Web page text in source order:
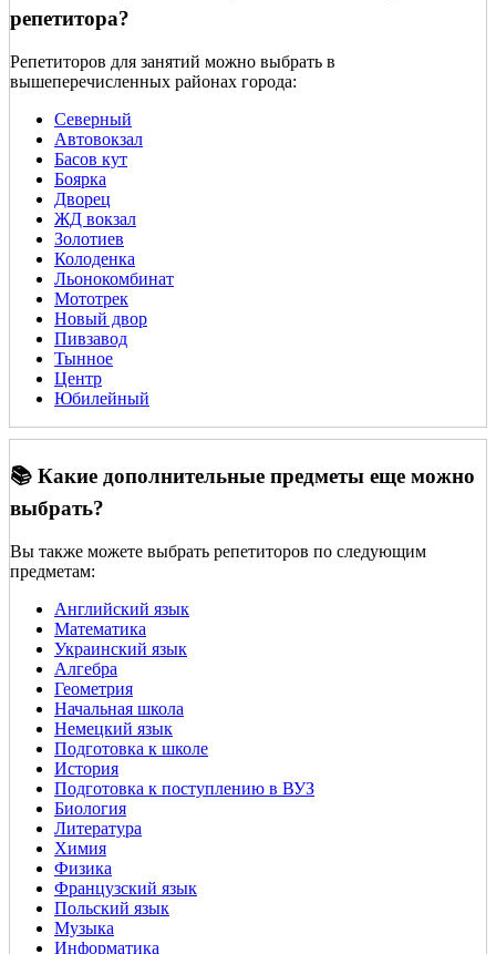
репетитора?
Репетиторов для занятий можно выбрать в
вышеперечисленных районах города:
Северный
Автовокзал
Басов кут
Боярка
Дворец
ЖД вокзал
Золотиев
Колоденка
Льонокомбинат
Мототрек
Новый двор
Пивзавод
Тынное
Центр
Юбилейный
📚 Какие дополнительные предметы еще можно
выбрать?
Вы также можете выбрать репетиторов по следующим
предметам:
Английский язык
Математика
Украинский язык
Алгебра
Геометрия
Начальная школа
Немецкий язык
Подготовка к школе
История
Подготовка к поступлению в ВУЗ
Биология
Литература
Химия
Физика
Французский язык
Польский язык
Музыка
Информатика